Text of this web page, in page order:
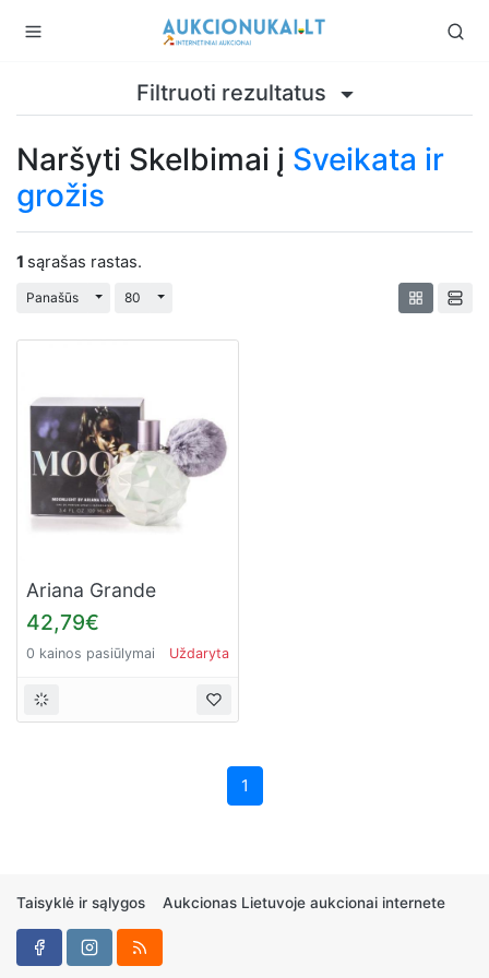
Filtruoti rezultatus
Naršyti Skelbimai į Sveikata ir
grožis
1 sąrašas rastas.
Panašūs Perjungti išplečiamąjį sąrašą
80 Perjungti išplečiamąjį sąrašą
Ariana Grande
Moonlight for Women
(Kvepalai Moterims)
EDP 100ml
42,79€
0 kainos pasiūlymai Uždaryta
1
Taisyklė ir sąlygos Aukcionas Lietuvoje aukcionai internete